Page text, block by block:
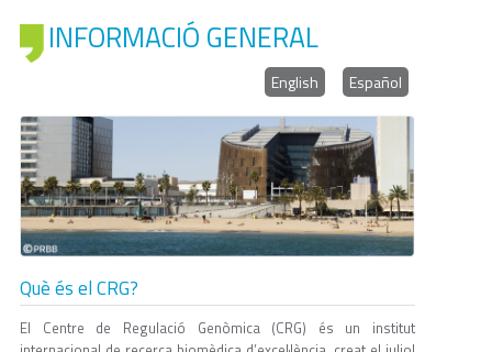
INFORMACIÓ GENERAL
English Español
Què és el CRG?
El Centre de Regulació Genòmica (CRG) és un institut